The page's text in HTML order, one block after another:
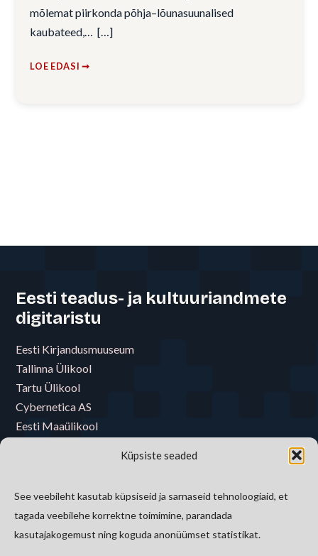
Küpsiste seaded
See veebileht kasutab küpsiseid ja sarnaseid tehnoloogiaid, et
tagada veebilehe korrektne toimimine, parandada
kasutajakogemust ning koguda anonüümset statistikat.
mõlemat piirkonda põhja–lõunasuunalised
kaubateed,…
LOE EDASI ➞
Eesti teadus- ja kultuuriandmete
digitaristu
Eesti Kirjandusmuuseum
Tallinna Ülikool
Tartu Ülikool
Cybernetica AS
Eesti Maaülikool
Eesti Raamatukoguvõrgu Konsortsium
E-riigi Akadeemia Sihtasutus
Tallinna Tehnikaülikool